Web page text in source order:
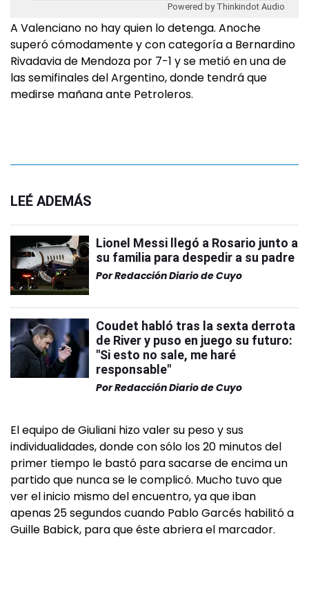
Powered by Thinkindot Audio
A Valenciano no hay quien lo detenga. Anoche
superó cómodamente y con categoría a Bernardino
Rivadavia de Mendoza por 7-1 y se metió en una de
las semifinales del Argentino, donde tendrá que
medirse mañana ante Petroleros.
LEÉ ADEMÁS
Lionel Messi llegó a Rosario junto a
su familia para despedir a su padre
PorRedacción Diario de Cuyo
Coudet habló tras la sexta derrota
de River y puso en juego su futuro:
"Si esto no sale, me haré
responsable"
PorRedacción Diario de Cuyo
El equipo de Giuliani hizo valer su peso y sus
individualidades, donde con sólo los 20 minutos del
primer tiempo le bastó para sacarse de encima un
partido que nunca se le complicó. Mucho tuvo que
ver el inicio mismo del encuentro, ya que iban
apenas 25 segundos cuando Pablo Garcés habilitó a
Guille Babick, para que éste abriera el marcador.